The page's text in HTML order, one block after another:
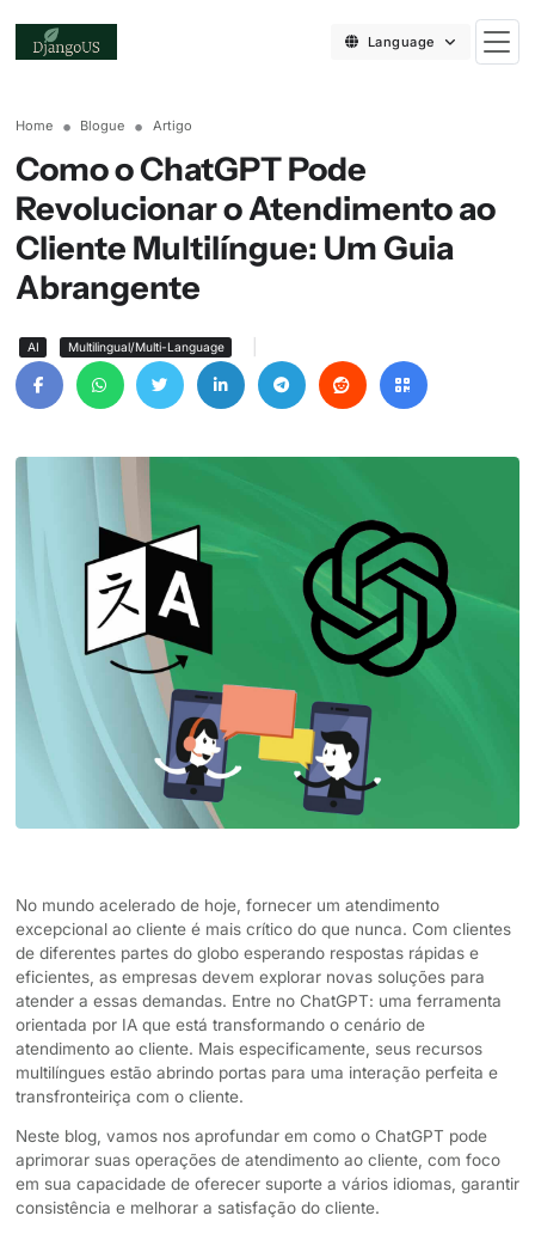
Language
Home Blogue Artigo
Como o ChatGPT Pode
Revolucionar o Atendimento ao
Cliente Multilíngue: Um Guia
Abrangente
AI Multilingual/Multi-Language
No mundo acelerado de hoje, fornecer um atendimento
excepcional ao cliente é mais crítico do que nunca. Com clientes
de diferentes partes do globo esperando respostas rápidas e
eficientes, as empresas devem explorar novas soluções para
atender a essas demandas. Entre no ChatGPT: uma ferramenta
orientada por IA que está transformando o cenário de
atendimento ao cliente. Mais especificamente, seus recursos
multilíngues estão abrindo portas para uma interação perfeita e
transfronteiriça com o cliente.
Neste blog, vamos nos aprofundar em como o ChatGPT pode
aprimorar suas operações de atendimento ao cliente, com foco
em sua capacidade de oferecer suporte a vários idiomas, garantir
consistência e melhorar a satisfação do cliente.